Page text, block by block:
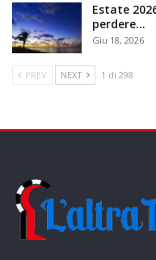
Estate
perdere…
Giu 18, 2026
PREV NEXT 1 di 298